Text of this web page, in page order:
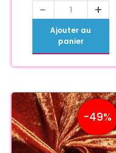
- +
Ajouter au
panier
-49%